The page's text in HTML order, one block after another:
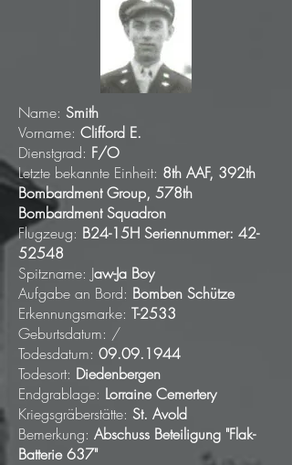
Name: Smith
Vorname: Clifford E.
Dienstgrad: F/O
Letzte bekannte Einheit: 8th AAF, 392th
Bombardment Group, 578th
Bombardment Squadron
Flugzeug: B24-15H Seriennummer: 42-
52548
Spitzname: Jaw-Ja Boy
Aufgabe an Bord: Bomben Schütze
Erkennungsmarke: T-2533
Geburtsdatum: /
Todesdatum: 09.09.1944
Todesort: Diedenbergen
Endgrablage: Lorraine Cemertery
Kriegsgräberstätte: St. Avold
Bemerkung: Abschuss Beteiligung "Flak-
Batterie 637"